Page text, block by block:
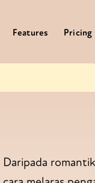
Features Pricing
Daripada